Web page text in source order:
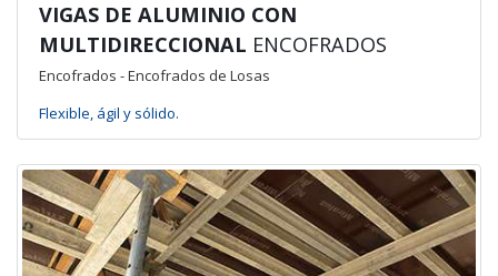
VIGAS DE ALUMINIO CON
MULTIDIRECCIONAL ENCOFRADOS
Encofrados - Encofrados de Losas
Flexible, ágil y sólido.